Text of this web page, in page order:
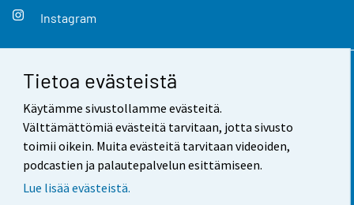
Tietoa evästeistä
Käytämme sivustollamme evästeitä.
Välttämättömiä evästeitä tarvitaan, jotta sivusto
toimii oikein. Muita evästeitä tarvitaan videoiden,
podcastien ja palautepalvelun esittämiseen.
Lue lisää evästeistä.
Instagram
Yhteystiedot
Palaute
Käyttöehdot